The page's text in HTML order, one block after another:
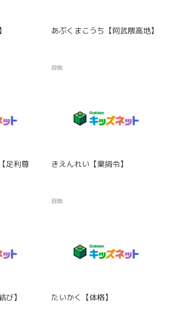
あぶくまこうち【阿武隈高地】
辞典
足利尊
きえんれい【棄捐令】
辞典
び】 たいかく【体格】